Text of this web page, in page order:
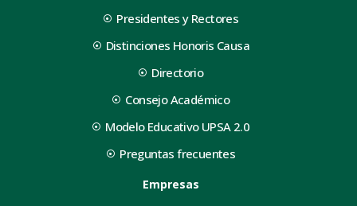
Presidentes y Rectores
Distinciones Honoris Causa
Directorio
Consejo Académico
Modelo Educativo UPSA 2.0
Preguntas frecuentes
Empresas